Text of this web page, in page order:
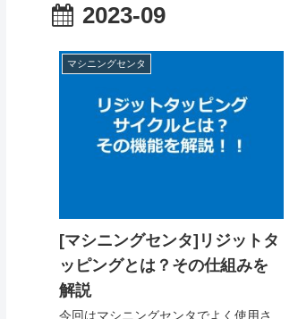
2023-09
マシニングセンタ
[マシニングセンタ]リジットタ
ッピングとは？その仕組みを
解説
今回はマシニングセンタでよく使用さ